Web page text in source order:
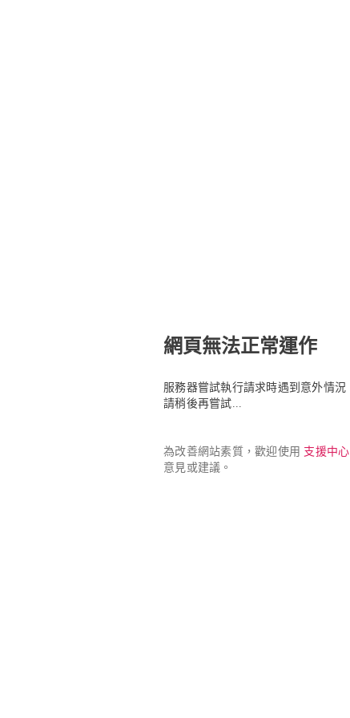
網頁無法正常運作
服務器嘗試執行請求時遇到意外情況
請稍後再嘗試...
為改善網站素質，歡迎使用 支援中心
意見或建議。